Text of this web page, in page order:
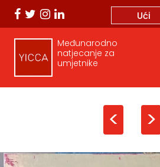
Ući
Međunarodno
natjecanje za
umjetnike
< >